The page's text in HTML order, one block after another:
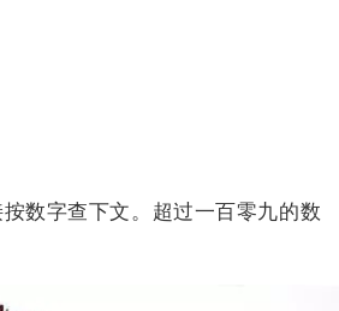
数字查下文。超过一百零九的数